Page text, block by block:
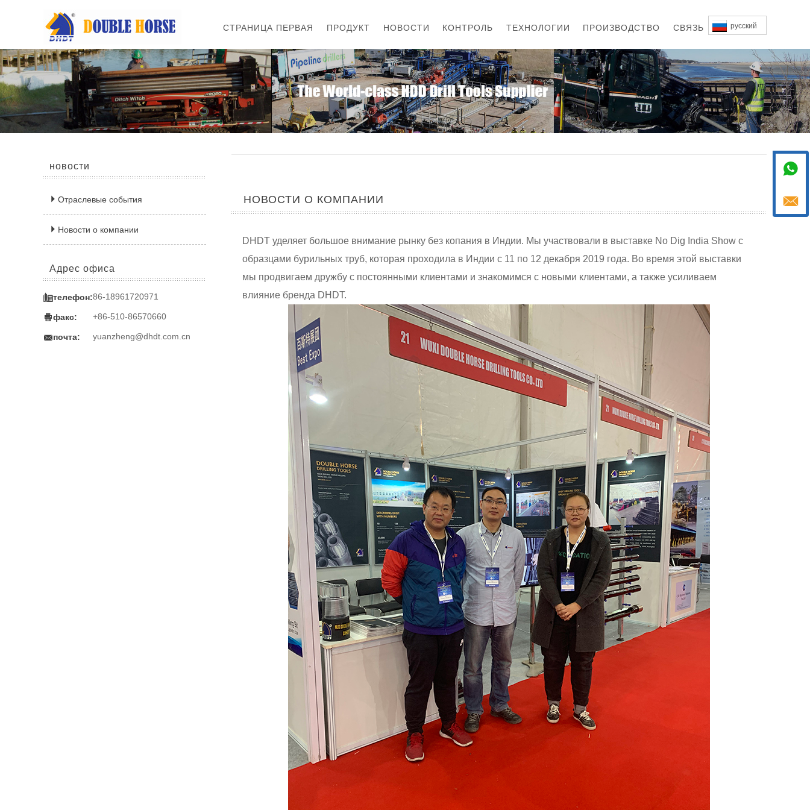
русский
СТРАНИЦА ПЕРВАЯ ПРОДУКТ НОВОСТИ КОНТРОЛЬ ТЕХНОЛОГИИ ПРОИЗВОДСТВО СВЯЗЬ
НОВОСТИ О КОМПАНИИ
DHDT уделяет большое внимание рынку без копания в Индии. Мы участвовали в выставке No Dig India Show с
образцами бурильных труб, которая проходила в Индии с 11 по 12 декабря 2019 года. Во время этой выставки
мы продвигаем дружбу с постоянными клиентами и знакомимся с новыми клиентами, а также усиливаем
влияние бренда DHDT.
новости
 Отраслевые события
 Новости о компании
Адрес офиса
телефон:86-18961720971
факс: +86-510-86570660
почта: yuanzheng@dhdt.com.cn

